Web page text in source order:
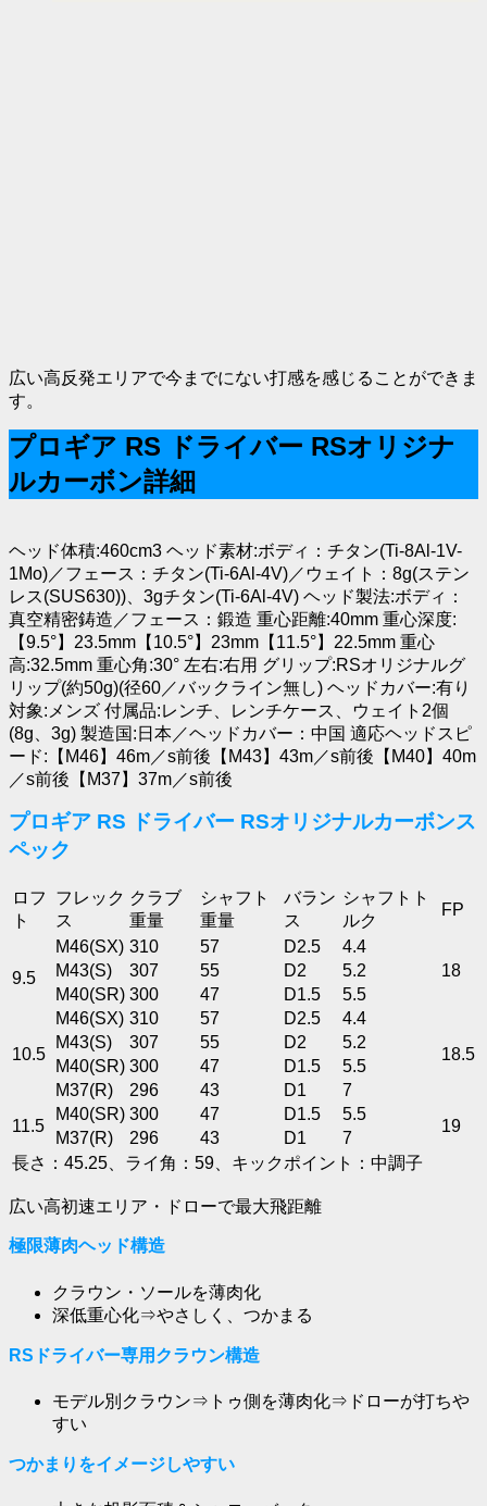
広い高反発エリアで今までにない打感を感じることができま
す。
プロギア RS ドライバー RSオリジナ
ルカーボン詳細
ヘッド体積:460cm3 ヘッド素材:ボディ：チタン(Ti-8Al-1V-
1Mo)／フェース：チタン(Ti-6Al-4V)／ウェイト：8g(ステン
レス(SUS630))、3gチタン(Ti-6Al-4V) ヘッド製法:ボディ：
真空精密鋳造／フェース：鍛造 重心距離:40mm 重心深度:
【9.5°】23.5mm【10.5°】23mm【11.5°】22.5mm 重心
高:32.5mm 重心角:30° 左右:右用 グリップ:RSオリジナルグ
リップ(約50g)(径60／バックライン無し) ヘッドカバー:有り
対象:メンズ 付属品:レンチ、レンチケース、ウェイト2個
(8g、3g) 製造国:日本／ヘッドカバー：中国 適応ヘッドスピ
ード:【M46】46m／s前後【M43】43m／s前後【M40】40m
／s前後【M37】37m／s前後
プロギア RS ドライバー RSオリジナルカーボンス
ペック
ロフ
ト
フレック
ス
クラブ
重量
シャフト
重量
バラン
ス
シャフトト
ルク
FP
9.5
M46(SX) 310 57 D2.5
4.4
18
M43(S) 307 55 D2
5.2
M40(SR) 300 47 D1.5 5.5
10.5
M46(SX) 310 57 D2.5
4.4
18.5
M43(S) 307 55 D2
5.2
M40(SR) 300 47 D1.5
5.5
M37(R)
296 43 D1
7
11.5
M40(SR) 300 47 D1.5 5.5
19
M37(R) 296 43 D1
7
長さ：45.25、ライ角：59、キックポイント：中調子
広い高初速エリア・ドローで最大飛距離
極限薄肉ヘッド構造
クラウン・ソールを薄肉化
深低重心化⇒やさしく、つかまる
RSドライバー専用クラウン構造
モデル別クラウン⇒トゥ側を薄肉化⇒ドローが打ちや
すい
つかまりをイメージしやすい